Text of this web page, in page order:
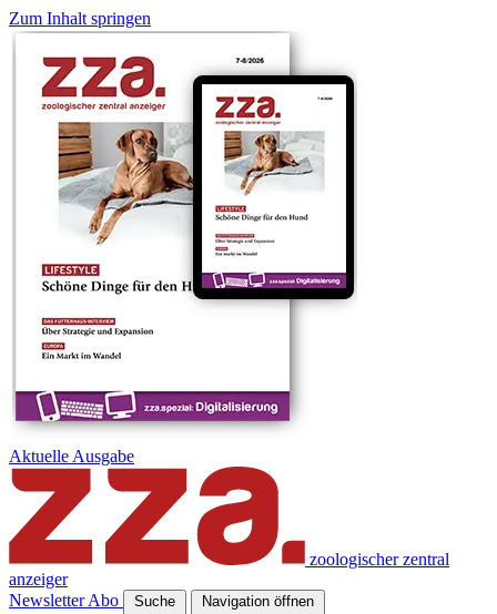
Zum Inhalt springen
Aktuelle Ausgabe
zoologischer zentral
anzeiger
Newsletter Abo Suche Navigation öffnen